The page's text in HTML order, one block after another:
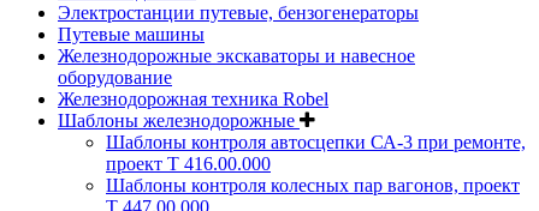
Электростанции путевые, бензогенераторы
Путевые машины
Железнодорожные экскаваторы и навесное
оборудование
Железнодорожная техника Robel
Шаблоны железнодорожные
Шаблоны контроля автосцепки СА-3 при ремонте,
проект Т 416.00.000
Шаблоны контроля колесных пар вагонов, проект
Т 447.00.000